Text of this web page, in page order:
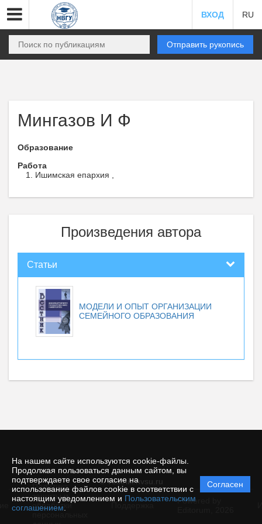
На нашем сайте используются cookie-файлы.
Продолжая пользоваться данным сайтом, вы
подтверждаете свое согласие на
использование файлов cookie в соответствии с
настоящим уведомлением и Пользовательским
соглашением
Согласен
ВХОД RU
Отправить рукопись
Мингазов И Ф
Образование
Работа
Ишимская епархия ,
Произведения автора
Статьи
МОДЕЛИ И ОПЫТ ОРГАНИЗАЦИИ
СЕМЕЙНОГО ОБРАЗОВАНИЯ
© vestnik.nvsu.ru
Политика
защиты и
обработки
Powered by